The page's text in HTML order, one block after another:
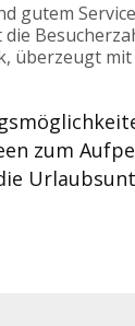
gutem
überzeugt
zum